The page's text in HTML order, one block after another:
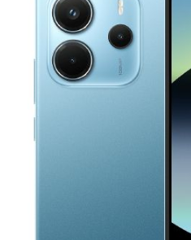
galleria
immagini